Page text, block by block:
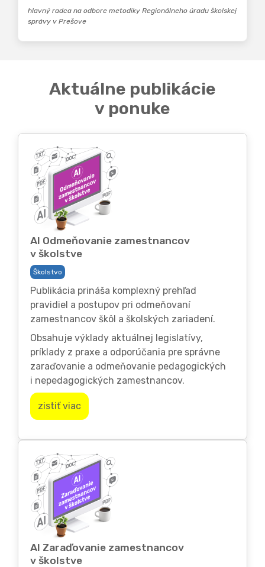
hlavný radca na odbore metodiky Regionálneho úradu školskej
správy v Prešove
Aktuálne publikácie
v ponuke
AI Odmeňovanie zamestnancov
v školstve
Školstvo
Publikácia prináša komplexný prehľad
pravidiel a postupov pri odmeňovaní
zamestnancov škôl a školských zariadení.
Obsahuje výklady aktuálnej legislatívy,
príklady z praxe a odporúčania pre správne
zaraďovanie a odmeňovanie pedagogických
i nepedagogických zamestnancov.
zistiť viac
AI Zaraďovanie zamestnancov
v školstve